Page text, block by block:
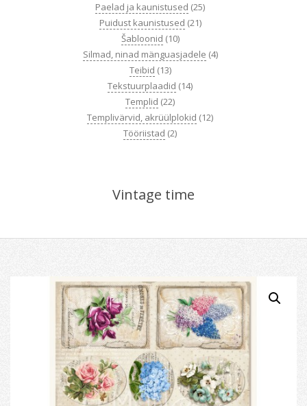
Paelad ja kaunistused (25)
Puidust kaunistused (21)
Šabloonid (10)
Silmad, ninad mänguasjadele (4)
Teibid (13)
Tekstuurplaadid (14)
Templid (22)
Templivärvid, akrüülplokid (12)
Tööriistad (2)
Vintage time